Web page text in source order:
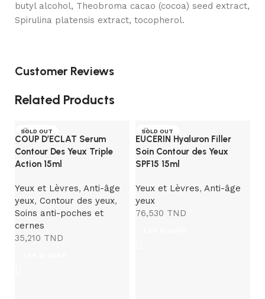
butyl alcohol, Theobroma cacao (cocoa) seed extract,
Spirulina platensis extract, tocopherol.
Customer Reviews
Related Products
SOLD OUT
COUP D’ECLAT Serum
Contour Des Yeux Triple
Action 15ml
Yeux et Lèvres, Anti-âge
yeux, Contour des yeux,
Soins anti-poches et
cernes
35,210 TND
SOLD OUT
EUCERIN Hyaluron Filler
Soin Contour des Yeux
SPF15 15ml
Yeux et Lèvres, Anti-âge
yeux
76,530 TND